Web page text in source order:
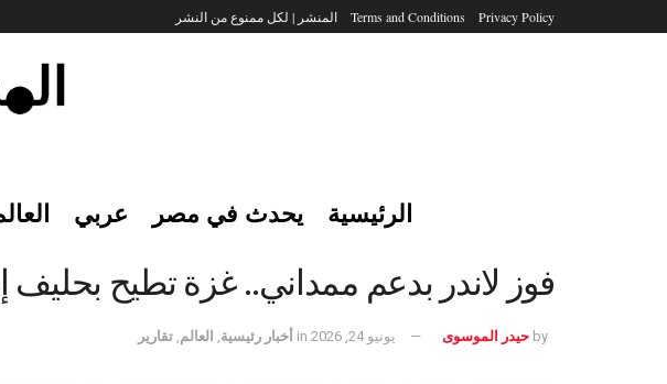
Privacy Policy
Terms and Conditions المنشر | لكل ممنوع من النشر
الرئيسية يحدث في مصر عربي
فوز لاندر بدعم ممداني.. غزة تطيح بحليف
by حيدر الموسوى يونيو 24, 2026 in أخبار رئيسية العالم تقارير